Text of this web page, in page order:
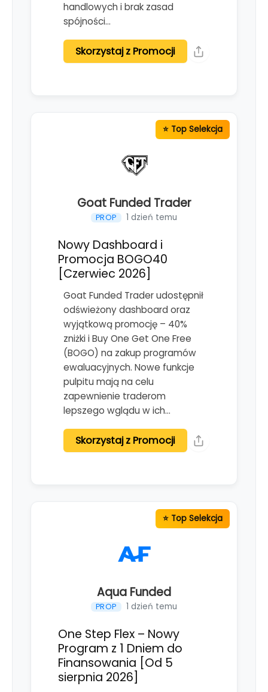
handlowych i brak zasad
spójności…
Skorzystaj z Promocji
Goat Funded Trader
PROP 1 dzień temu
Nowy Dashboard i
Promocja BOGO40
[Czerwiec 2026]
Goat Funded Trader udostępnił
odświeżony dashboard oraz
wyjątkową promocję – 40%
zniżki i Buy One Get One Free
(BOGO) na zakup programów
ewaluacyjnych. Nowe funkcje
pulpitu mają na celu
zapewnienie traderom
lepszego wglądu w ich…
Skorzystaj z Promocji
Aqua Funded
PROP 1 dzień temu
One Step Flex – Nowy
Program z 1 Dniem do
Finansowania [Od 5
sierpnia 2026]